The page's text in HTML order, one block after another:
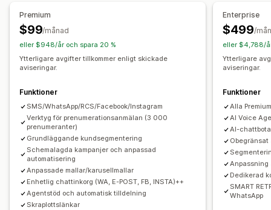
Automatisering av arbetsflödet
Återställning av varukorg
Feedbackförfrågningar
Orderbekräftelse
Produktrekommendationer
Välkomstmeddelanden
Automatiserade arbetsflöden
Visningsalternativ
Anpassat varumärke Popup-byggare
Mallar
Anpassningsbara widgetar
Premium
$99/månad
eller $948/år och spara 20 %
Ytterligare avgifter tillkommer enligt skickade
aviseringar.
Funktioner
SMS/WhatsApp/RCS/Facebook/Instagram
Verktyg för prenumerationsanmälan (3 000
prenumeranter)
Grundläggande kundsegmentering
Schemalagda kampanjer och anpassad
automatisering
Anpassade mallar/karusellmallar
Enhetlig chattinkorg (WA, E-POST, FB, INSTA)++
Agentstöd och automatisk tilldelning
Skraplottslänkar
Enterprise
$499/
eller $4,788/
Ytterligare
aviseringar.
Funktioner
Alla
AI Voice
AI-
Anpassning
Dedikerad
SMART
WhatsApp